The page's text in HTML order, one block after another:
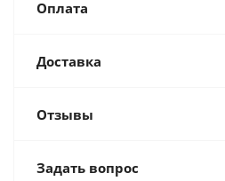
Оплата
Доставка
Отзывы
Задать вопрос